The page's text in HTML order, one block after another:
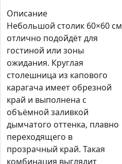
Описание
Небольшой столик 60×60 см
отлично подойдёт для
гостиной или зоны
ожидания. Круглая
столешница из капового
карагача имеет обрезной
край и выполнена с
объёмной заливкой
дымчатого оттенка, плавно
переходящего в
прозрачный край. Такая
комбинация выглядит